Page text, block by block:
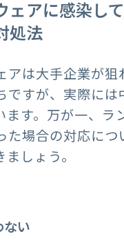
ェアに感染し
処法
アは大手企業が狙
ですが、実際には
ます。万が一、ラ
た場合の対応につ
しょう。
い